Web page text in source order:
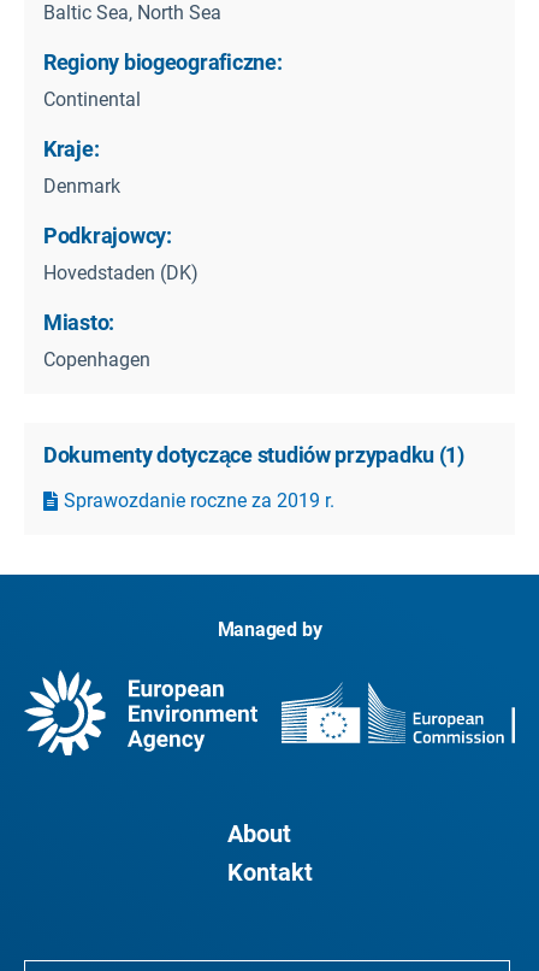
Baltic Sea, North Sea
Regiony biogeograficzne:
Continental
Kraje:
Denmark
Podkrajowcy:
Hovedstaden (DK)
Miasto:
Copenhagen
Dokumenty dotyczące studiów przypadku (1)
Sprawozdanie roczne za 2019 r.
Managed by
About
Kontakt